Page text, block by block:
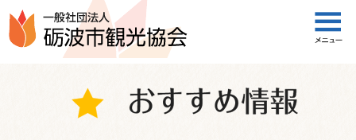
一般社団法人 砺波市観光協会